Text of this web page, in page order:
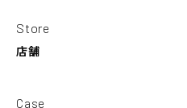
Store
店舗
Case